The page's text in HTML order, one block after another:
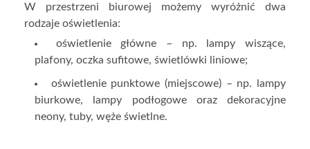
W przestrzeni biurowej możemy wyróżnić dwa
rodzaje oświetlenia:
oświetlenie główne – np. lampy wiszące,
plafony, oczka sufitowe, świetlówki liniowe;
oświetlenie punktowe (miejscowe) – np. lampy
biurkowe, lampy podłogowe oraz dekoracyjne
neony, tuby, węże świetlne.